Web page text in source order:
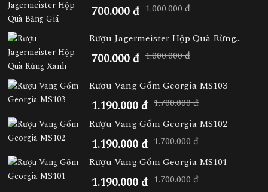
700.000 đ 1.000.000 đ
Rượu Jagermeister Hộp Quà Rừng...
700.000 đ 1.000.000 đ
Rượu Vang Gốm Georgia MS103
1.190.000 đ 1.700.000 đ
Rượu Vang Gốm Georgia MS102
1.190.000 đ 1.700.000 đ
Rượu Vang Gốm Georgia MS101
1.190.000 đ 1.700.000 đ